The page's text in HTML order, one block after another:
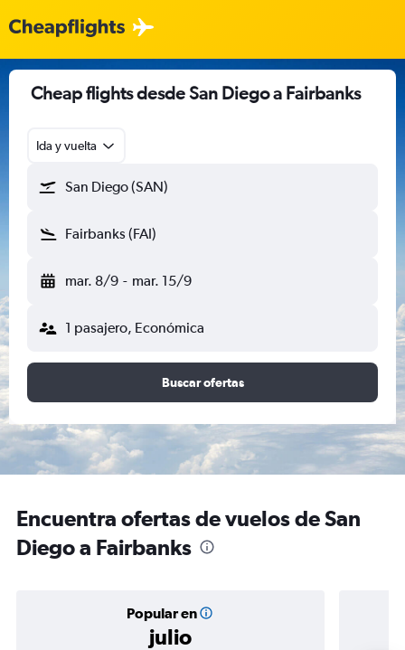
Cheap flights desde San Diego a Fairbanks
Ida y vuelta
San Diego (SAN)
Fairbanks (FAI)
mar. 8/9 - mar. 15/9
1 pasajero, Económica
Buscar ofertas
Encuentra ofertas de vuelos de San
Diego a Fairbanks
Popular en
julio